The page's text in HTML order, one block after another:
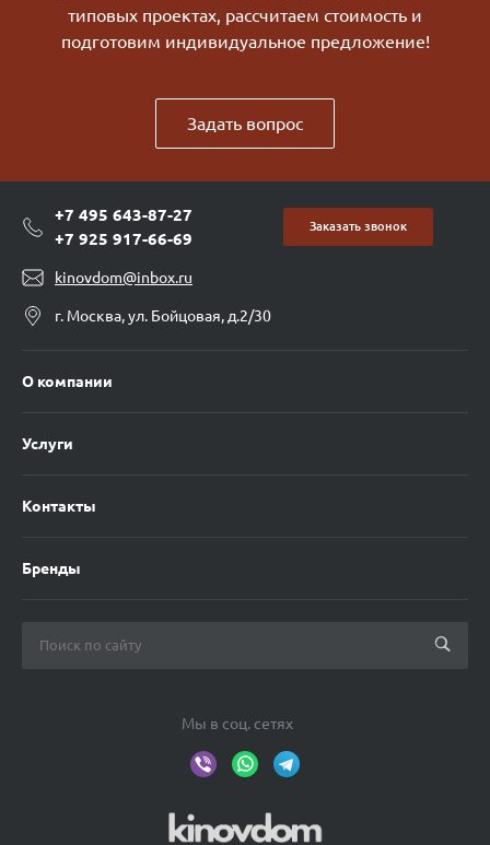
типовых проектах, рассчитаем стоимость и
подготовим индивидуальное предложение!
Задать вопрос
+7 495 643-87-27
+7 925 917-66-69
Заказать звонок
kinovdom@inbox.ru
г. Москва, ул. Бойцовая, д.2/30
О компании
Услуги
Контакты
Бренды
Мы в соц. сетях